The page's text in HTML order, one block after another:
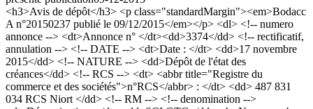
<h3>Avis de dépôt</h3> <p class="standardMargin"><em>Bodacc
A n°20150237 publié le 09/12/2015</em></p> <dl> <!-- numero
annonce --> <dt>Annonce n° </dt><dd>3374</dd> <!-- rectificatif,
annulation --> <!-- DATE --> <dt>Date : </dt> <dd>17 novembre
2015</dd> <!-- NATURE --> <dd>Dépôt de l'état des
créances</dd> <!-- RCS --> <dt> <abbr title="Registre du
commerce et des sociétés">n°RCS</abbr> : </dt> <dd> 487 831
034 RCS Niort </dd> <!-- RM --> <!-- denomination -->